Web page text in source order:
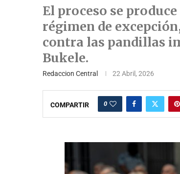
El proceso se
régimen de
contra las pandillas
Bukele.
Redaccion Central 22 Abril, 2026
COMPARTIR 0